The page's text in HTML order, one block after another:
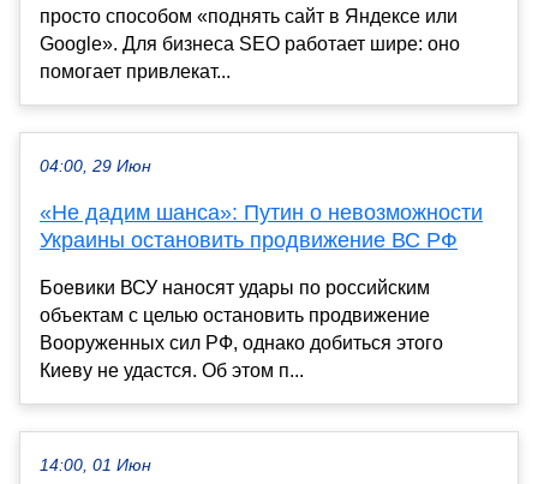
просто способом «поднять сайт в Яндексе или
Google». Для бизнеса SEO работает шире: оно
помогает привлекат...
04:00, 29 Июн
«Не дадим шанса»: Путин о невозможности
Украины остановить продвижение ВС РФ
Боевики ВСУ наносят удары по российским
объектам с целью остановить продвижение
Вооруженных сил РФ, однако добиться этого
Киеву не удастся. Об этом п...
14:00, 01 Июн